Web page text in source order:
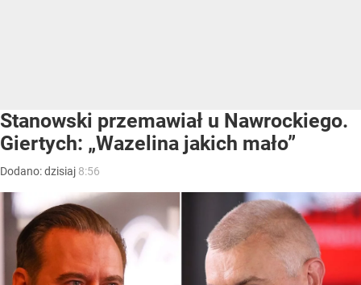
Stanowski przemawiał u Nawrockiego.
Giertych: „Wazelina jakich mało”
Dodano:dzisiaj 8:56